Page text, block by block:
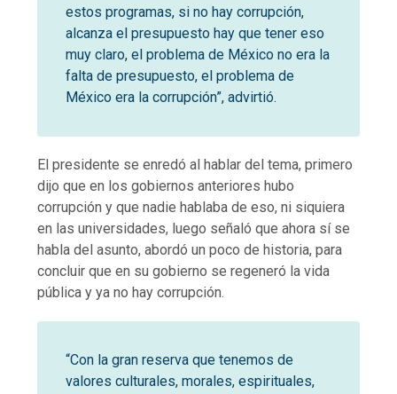
estos programas, si no hay corrupción,
alcanza el presupuesto hay que tener eso
muy claro, el problema de México no era la
falta de presupuesto, el problema de
México era la corrupción”, advirtió.
El presidente se enredó al hablar del tema, primero
dijo que en los gobiernos anteriores hubo
corrupción y que nadie hablaba de eso, ni siquiera
en las universidades, luego señaló que ahora sí se
habla del asunto, abordó un poco de historia, para
concluir que en su gobierno se regeneró la vida
pública y ya no hay corrupción.
“Con la gran reserva que tenemos de
valores culturales, morales, espirituales,